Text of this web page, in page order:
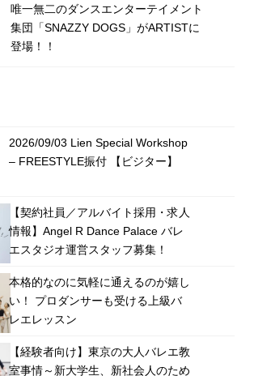
唯一無二のダンスエンターテイメント
集団「SNAZZY DOGS」がARTISTに
登場！！
2026/09/03 Lien Special Workshop
– FREESTYLE振付 【ビジター】
【契約社員／アルバイト採用・求人
情報】Angel R Dance Palace バレ
エスタジオ運営スタッフ募集！
本格的なのに気軽に通えるのが嬉し
い！ プロダンサーも受ける上級バ
レエレッスン
【経験者向け】東京の大人バレエ教
室事情～新大学生、新社会人のため